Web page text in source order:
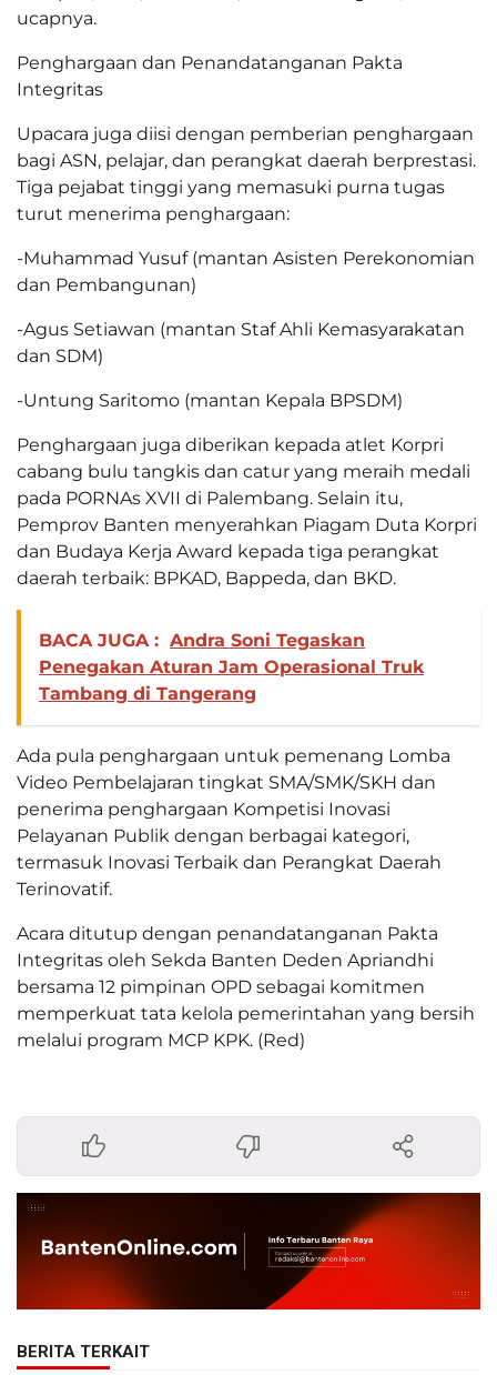
ucapnya.
Penghargaan dan Penandatanganan Pakta
Integritas
Upacara juga diisi dengan pemberian penghargaan
bagi ASN, pelajar, dan perangkat daerah berprestasi.
Tiga pejabat tinggi yang memasuki purna tugas
turut menerima penghargaan:
-Muhammad Yusuf (mantan Asisten Perekonomian
dan Pembangunan)
-Agus Setiawan (mantan Staf Ahli Kemasyarakatan
dan SDM)
-Untung Saritomo (mantan Kepala BPSDM)
Penghargaan juga diberikan kepada atlet Korpri
cabang bulu tangkis dan catur yang meraih medali
pada PORNAs XVII di Palembang. Selain itu,
Pemprov Banten menyerahkan Piagam Duta Korpri
dan Budaya Kerja Award kepada tiga perangkat
daerah terbaik: BPKAD, Bappeda, dan BKD.
BACA JUGA : Andra Soni Tegaskan
Penegakan Aturan Jam Operasional Truk
Tambang di Tangerang
Ada pula penghargaan untuk pemenang Lomba
Video Pembelajaran tingkat SMA/SMK/SKH dan
penerima penghargaan Kompetisi Inovasi
Pelayanan Publik dengan berbagai kategori,
termasuk Inovasi Terbaik dan Perangkat Daerah
Terinovatif.
Acara ditutup dengan penandatanganan Pakta
Integritas oleh Sekda Banten Deden Apriandhi
bersama 12 pimpinan OPD sebagai komitmen
memperkuat tata kelola pemerintahan yang bersih
melalui program MCP KPK. (Red)
BERITA TERKAIT